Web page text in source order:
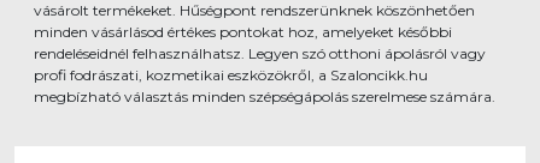
vásárolt termékeket. Hűségpont rendszerünknek köszönhetően
minden vásárlásod értékes pontokat hoz, amelyeket későbbi
rendeléseidnél felhasználhatsz. Legyen szó otthoni ápolásról vagy
profi fodrászati, kozmetikai eszközökről, a Szaloncikk.hu
megbízható választás minden szépségápolás szerelmese számára.